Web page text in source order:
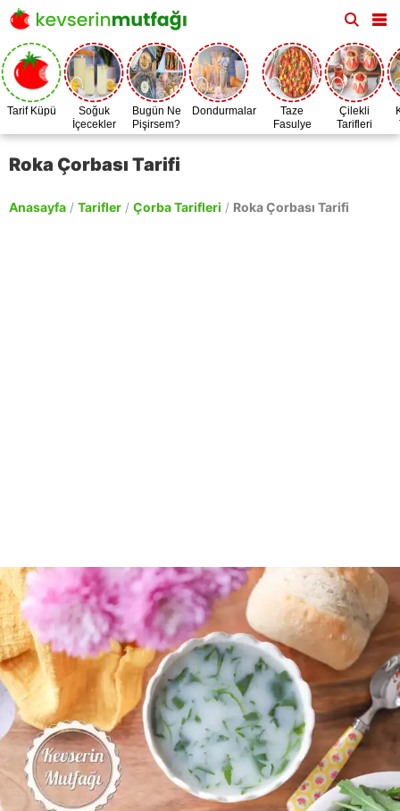
Tarif Küpü
Soğuk
İçecekler
Bugün Ne
Pişirsem?
Dondurmalar
Taze
Fasulye
Zamanı
Çilekli
Tarifleri
Roka Çorbası Tarifi
Anasayfa / Tarifler / Çorba Tarifleri / Roka Çorbası Tarifi